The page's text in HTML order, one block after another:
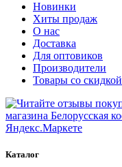
Новинки
Хиты продаж
О нас
Доставка
Для оптовиков
Производители
Товары со скидкой
Каталог